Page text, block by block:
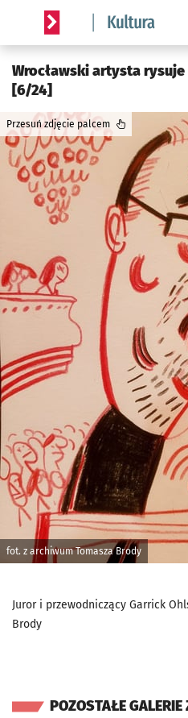
Serwis informacyjny
Wrocławski artysta
[6/24]
fot. z archiwum Tomasza Brody
Przesuń zdjęcie palcem
Juror i przewodniczący Garrick
Brody
POZOSTAŁE GALERIE